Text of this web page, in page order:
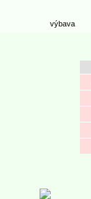
výbava